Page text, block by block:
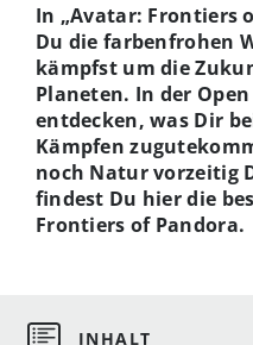
In „Avatar: Frontiers
Du die farbenfrohen
kämpfst um die
Planeten. In der
entdecken, was Dir
Kämpfen
noch Natur vorzeitig
findest Du hier die
Frontiers of Pandora.